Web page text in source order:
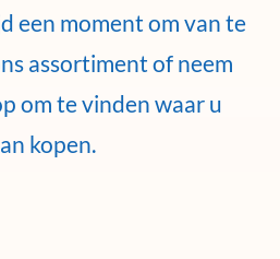
een moment om van te
assortiment of neem
om te vinden waar u
kopen.